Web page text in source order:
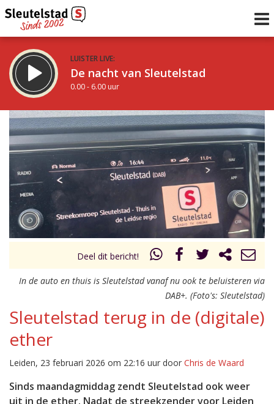
LUISTER LIVE:
De nacht van Sleutelstad
0.00 - 6.00 uur
STRAKS:
De ochtend van Sleutelstad
6.00 - 12.00 uur
Vorig uur
uur 1 van 0 Volgend uur
Deel dit bericht!
In de auto en thuis is Sleutelstad vanaf nu ook te beluisteren via
DAB+. (Foto's: Sleutelstad)
Sleutelstad terug in de (digitale)
ether
Leiden, 23 februari 2026 om 22:16 uur door Chris de Waard
Sinds maandagmiddag zendt Sleutelstad ook weer
uit in de ether. Nadat de streekzender voor Leiden